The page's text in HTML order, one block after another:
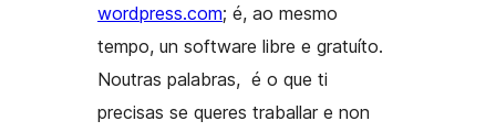
wordpress.com; é, ao mesmo
tempo, un software libre e gratuíto.
Noutras palabras, é o que ti
precisas se queres traballar e non